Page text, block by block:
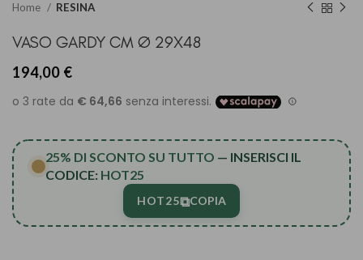
Home RESINA
VASO GARDY CM Ø 29X48
194,00 €
25% DI SCONTO SU TUTTO — INSERISCI IL
CODICE: HOT25
HOT25⧉COPIA